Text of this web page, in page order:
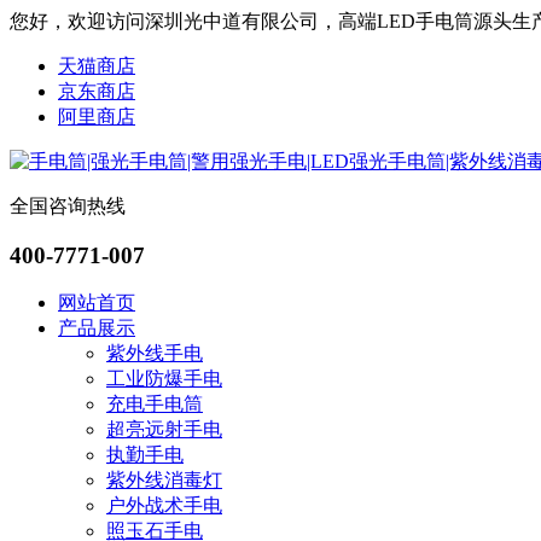
您好，欢迎访问深圳光中道有限公司，高端LED手电筒源头生
天猫商店
京东商店
阿里商店
全国咨询热线
400-7771-007
网站首页
产品展示
紫外线手电
工业防爆手电
充电手电筒
超亮远射手电
执勤手电
紫外线消毒灯
户外战术手电
照玉石手电